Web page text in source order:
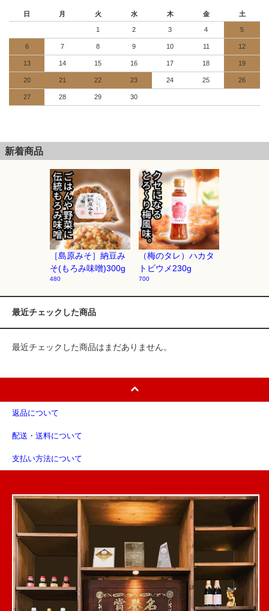
日 月 火 水 木 金 土
1 2 3 4 5
6 7 8 9 10 11 12
13 14 15 16 17 18 19
20 21 22 23 24 25 26
27 28 29 30
新着商品
［島原みそ］納豆み
そ(もろみ味噌)300g
480
（梅のタレ）ハカタ
トビウメ230g
700
最近チェックした商品
最近チェックした商品はまだありません。
返品について
配送・送料について
支払い方法について